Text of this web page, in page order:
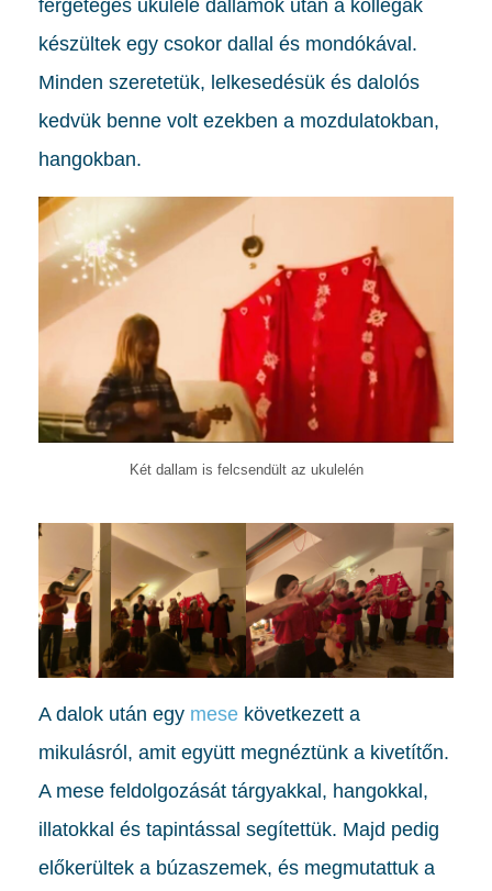
fergeteges ukulele dallamok után a kollégák
készültek egy csokor dallal és mondókával.
Minden szeretetük, lelkesedésük és dalolós
kedvük benne volt ezekben a mozdulatokban,
hangokban.
Két dallam is felcsendült az ukulelén
A dalok után egy mese következett a
mikulásról, amit együtt megnéztünk a kivetítőn.
A mese feldolgozását tárgyakkal, hangokkal,
illatokkal és tapintással segítettük. Majd pedig
előkerültek a búzaszemek, és megmutattuk a